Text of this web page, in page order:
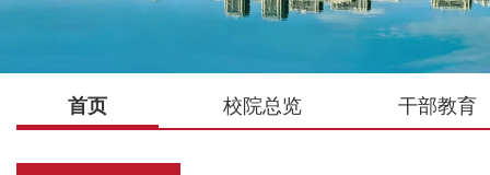
首页 校院总览 干部教育